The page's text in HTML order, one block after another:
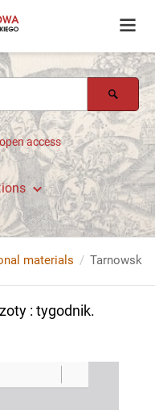
open access
materials Tarnowskie
: tygodnik.